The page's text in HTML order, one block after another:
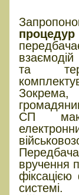
процедур
та
СП
вручення
системі.